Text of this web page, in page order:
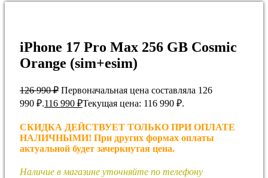
iPhone 17 Pro Max 256 GB Cosmic
Orange (sim+esim)
126 990₽ Первоначальная цена составляла 126
990 ₽.116 990 ₽Текущая цена: 116 990 ₽.
СКИДКА ДЕЙСТВУЕТ ТОЛЬКО ПРИ ОПЛАТЕ
НАЛИЧНЫМИ! При других формах оплаты
актуальной будет зачеркнутая цена.
Наличие в магазине уточняйте по телефону